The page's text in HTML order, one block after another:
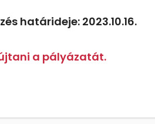
határideje: 2023.10.16.
a pályázatát.